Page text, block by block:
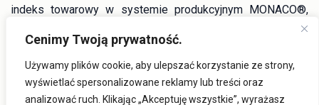
Cenimy Twoją prywatność.
Używamy plików cookie, aby ulepszać korzystanie ze strony,
wyświetlać spersonalizowane reklamy lub treści oraz
analizować ruch. Klikając „Akceptuję wszystkie”, wyrażasz
indeks towarowy w systemie produkcyjnym MONACO®,
automatycznie pojawi się on w systemie ERP. Realizując
zlecenie produkcyjne możemy w różnym stopniu korzystać
z danych zawartych w bazie magazynowej systemu ERP.
Rozwiązania klasy MES stosowane w systemie